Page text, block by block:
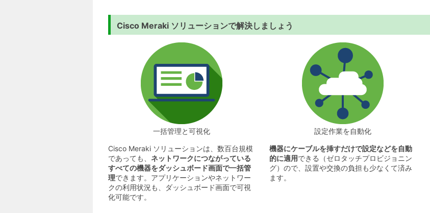
Cisco Meraki ソリューションで解決しましょう
一括管理と可視化
Cisco Meraki ソリューションは、数百台規模
であっても、 ネットワークにつながっている
すべての機器をダッシュボード画面で一括管
理できます。アプリケーションやネットワー
クの利用状況も、ダッシュボード画面で可視
化可能です。
設定作業を自動化
機器にケーブルを挿すだけで設定などを自動
的に適用できる（ゼロタッチプロビジョニン
グ）ので、設置や交換の負担も少なくて済み
ます。